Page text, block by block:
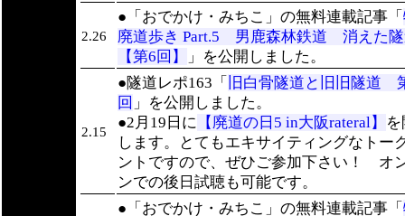
2.26
●「おでかけ・みちこ」の無料連載記事「
廃道歩き Part.5 男鹿森林鉄道 消えた
【第6回】
」を公開しました。
2.15
●隧道レポ163「
旧白骨隧道と旧旧隧道
回 」を公開しました。
●2月19日に 【廃道の日5 in大阪rateral】
します。とてもエキサイティングなトー
ントですので、ぜひご参加下さい！ オ
ンでの後日試聴も可能です。
●「おでかけ・みちこ」の無料連載記事「